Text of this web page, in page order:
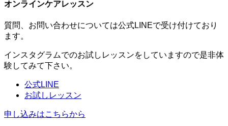
オンラインケアレッスン
質問、お問い合わせについては公式LINEで受け付けており
ます。
インスタグラムでのお試しレッスンをしていますので是非体
験してみて下さい。
公式LINE
お試しレッスン
申し込みはこちらから